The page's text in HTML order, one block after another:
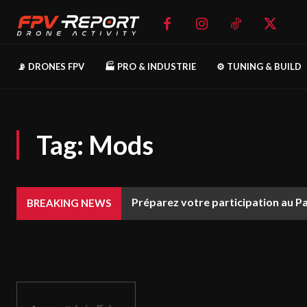
📡 DRONES FPV 🏭 PRO & INDUSTRIE ⚙️ TUNING & BUILD
Tag: Mods
BREAKING NEWS Préparez votre participation au